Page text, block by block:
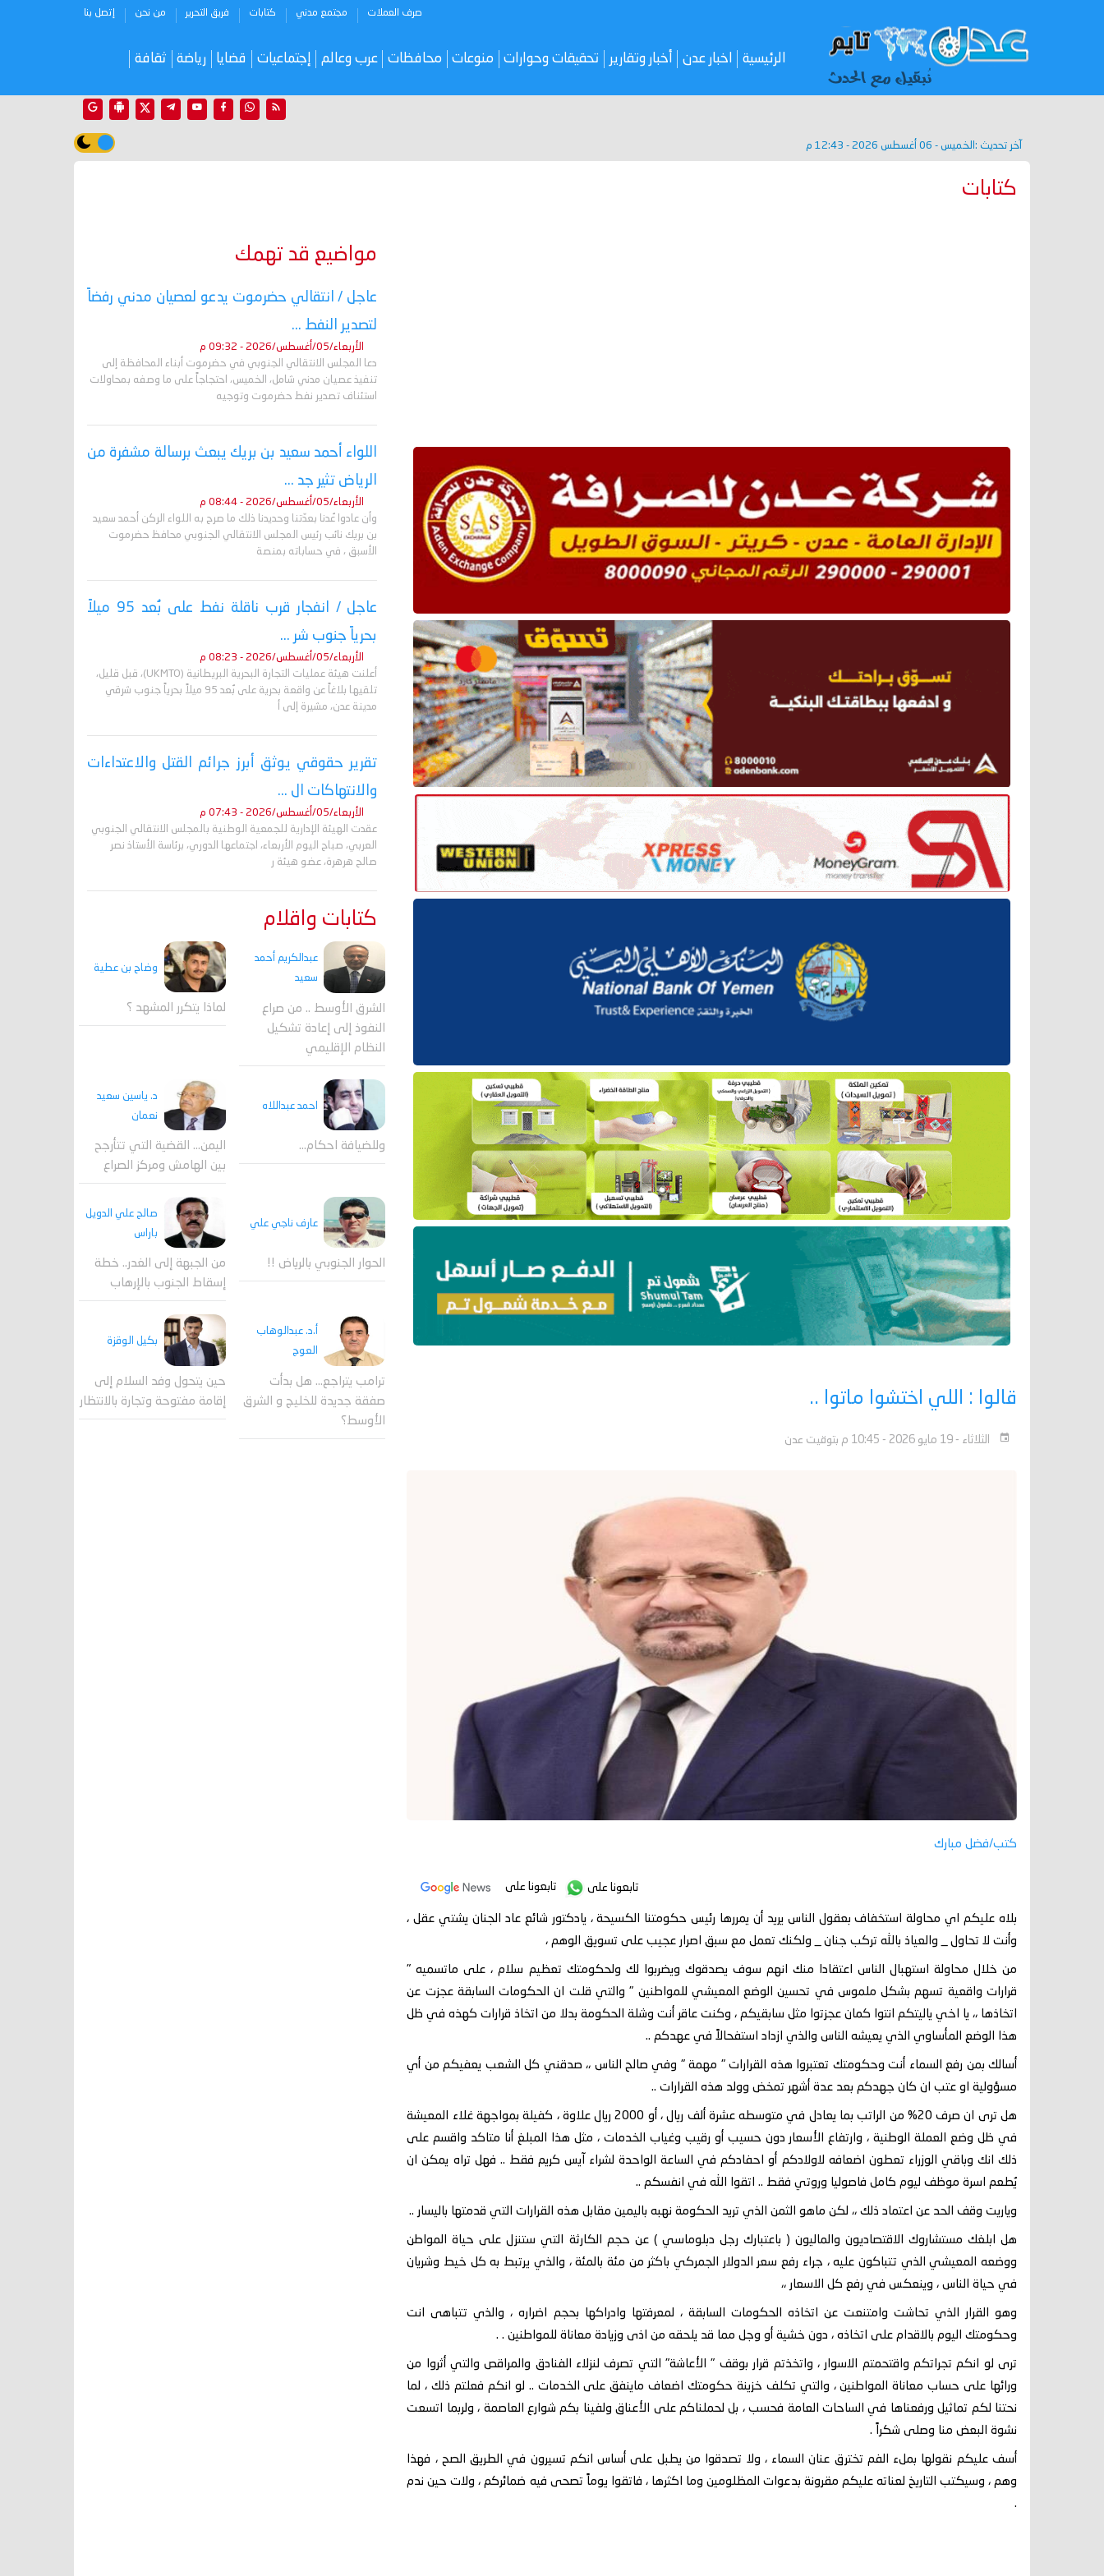
صرف العملات مجتمع مدني كتابات فريق التحرير من نحن إتصل بنا
الرئيسية اخبار عدن أخبار وتقارير تحقيقات وحوارات منوعات محافظات عرب وعالم إجتماعيات قضايا رياضة ثقافة
آخر تحديث : الخميس - 06 أغسطس 2026 - 12:43 م
كتابات
قالوا : اللي اختشوا ماتوا ..
الثلاثاء - 19 مايو 2026 - 10:45 م بتوقيت عدن
كتب/فضل مبارك
تابعونا على تابعونا على
بلاه عليكم اي محاولة استخفاف بعقول الناس يريد أن يمررها رئيس حكومتنا الكسيحة ، يادكتور شائع عاد الجنان يشتي عقل ،
وأنت لا تحاول _ والعياذ بالله تركب جنان _ ولكنك تعمل مع سبق اصرار عجيب على تسويق الوهم ،
من خلال محاولة استهبال الناس اعتقادا منك انهم سوف يصدقوك ويضربوا لك ولحكومتك تعظيم سلام ، على ماتسميه "
قرارات واقعية تسهم بشكل ملموس في تحسين الوضع المعيشي للمواطنين " والتي قلت ان الحكومات السابقة عجزت عن
اتخاذها ،، يا اخي ياليتكم انتوا كمان عجزتوا مثل سابقيكم ، وكنت عاقر أنت وشلة الحكومة بدلا من اتخاذ قرارات كهذه في ظل
هذا الوضع المأساوي الذي يعيشه الناس والذي ازداد استفحالاً في عهدكم ..
أسالك بمن رفع السماء أنت وحكومتك تعتبروا هذه القرارات " مهمة " وفي صالح الناس ،، صدقني كل الشعب يعفيكم من أي
مسؤولية او عتب ان كان جهدكم بعد عدة أشهر تمخض وولد هذه القرارات ..
هل ترى ان صرف 20% من الراتب بما يعادل في متوسطه عشرة ألف ريال ، أو 2000 ريال علاوة ، كفيلة بمواجهة غلاء المعيشة
في ظل وضع العملة الوطنية ، وارتفاع الأسعار دون حسيب أو رقيب وغياب الخدمات ، مثل هذا المبلغ أنا متاكد واقسم على
ذلك انك وباقي الوزراء تعطون اضعافه لاولادكم أو احفادكم في الساعة الواحدة لشراء آيس كريم فقط .. فهل تراه يمكن ان
يُطعم اسرة موظف ليوم كامل فاصوليا وروتي فقط .. اتقوا الله في انفسكم ..
وياريت وقف الحد عن اعتماد ذلك ،، لكن ماهو الثمن الذي تريد الحكومة نهبه باليمين مقابل هذه القرارات التي قدمتها باليسار ..
هل ابلغك مستشاروك الاقتصاديون والماليون ( باعتبارك رجل دبلوماسي ) عن حجم الكارثة التي ستنزل على حياة المواطن
ووضعه المعيشي الذي تتباكون عليه ، جراء رفع سعر الدولار الجمركي باكثر من مئة بالمئة ، والذي يرتبط به كل خيط وشريان
في حياة الناس ، وينعكس في رفع كل الاسعار ،،
وهو القرار الذي تحاشت وامتنعت عن اتخاذه الحكومات السابقة ، لمعرفتها وادراكها بحجم اضراره ، والذي تتباهى انت
وحكومتك اليوم بالاقدام على اتخاذه ، دون خشية أو وجل مما قد يلحقه من اذى وزيادة معاناة للمواطنين . .
ترى لو انكم تجراتكم واقتحمتم الاسوار ، واتخذتم قرار بوقف " الأعاشة" التي تصرف لنزلاء الفنادق والمراقص والتي أثروا من
ورائها على حساب معاناة المواطنين ، والتي تكلف خزينة حكومتك اضعاف ماينفق على الخدمات .. لو انكم فعلتم ذلك ، لما
نحتنا لكم تماثيل ورفعناها في الساحات العامة فحسب ، بل لحملناكم على الأعناق ولفينا بكم شوارع العاصمة ، ولربما اتسعت
نشوة البعض منا وصلى شكراً .
أسف عليكم نقولها بملء الفم تخترق عنان السماء ، ولا تصدقوا من يطبل على أساس انكم تسيرون في الطريق الصح ، فهذا
وهم ، وسيكتب التاريخ لعناته عليكم مقرونة بدعوات المظلومين وما اكثرها ، فاتقوا يوماً تصحى فيه ضمائركم ، ولات حين ندم
.
مواضيع قد تهمك
عاجل / انتقالي حضرموت يدعو لعصيان مدني رفضاً
لتصدير النفط ...
الأربعاء/05/أغسطس/2026 - 09:32 م
دعا المجلس الانتقالي الجنوبي في حضرموت أبناء المحافظة إلى
تنفيذ عصيان مدني شامل، الخميس، احتجاجاً على ما وصفه بمحاولات
استئناف تصدير نفط حضرموت وتوجيه
اللواء أحمد سعيد بن بريك يبعث برسالة مشفرة من
الرياض تثير جد ...
الأربعاء/05/أغسطس/2026 - 08:44 م
وأن عادوا عُدنا بعدّتنا وحديدنا ذلك ما صرح به اللواء الركن أحمد سعيد
بن بريك نائب رئيس المجلس الانتقالي الجنوبي محافظ حضرموت
الأسبق ، في حساباته بمنصة
عاجل / انفجار قرب ناقلة نفط على بُعد 95 ميلاً
بحرياً جنوب شر ...
الأربعاء/05/أغسطس/2026 - 08:23 م
أعلنت هيئة عمليات التجارة البحرية البريطانية (UKMTO)، قبل قليل،
تلقيها بلاغاً عن واقعة بحرية على بُعد 95 ميلاً بحرياً جنوب شرقي
مدينة عدن، مشيرة إلى أ
تقرير حقوقي يوثق أبرز جرائم القتل والاعتداءات
والانتهاكات ال ...
الأربعاء/05/أغسطس/2026 - 07:43 م
عقدت الهيئة الإدارية للجمعية الوطنية بالمجلس الانتقالي الجنوبي
العربي، صباح اليوم الأربعاء، اجتماعها الدوري، برئاسة الأستاذ نصر
صالح هرهرة، عضو هيئة ر
كتابات واقلام
عبدالكريم أحمد
سعيد
الشرق الأوسط .. من صراع
النفوذ إلى إعادة تشكيل
النظام الإقليمي
وضاح بن عطية
لماذا يتكرر المشهد ؟
احمد عبداللاه
وللضيافة احكام…
د. ياسين سعيد
نعمان
اليمن… القضية التي تتأرجح
بين الهامش ومركز الصراع
عارف ناجي علي
الحوار الجنوبي بالرياض !!
صالح علي الدويل
باراس
من الجبهة إلى الغدر.. خطة
إسقاط الجنوب بالإرهاب
أ.د. عبدالوهاب
العوج
ترامب يتراجع... هل بدأت
صفقة جديدة للخليج و الشرق
الأوسط؟
بكيل الوقزة
حين يتحول وفد السلام إلى
إقامة مفتوحة وتجارة بالانتظار